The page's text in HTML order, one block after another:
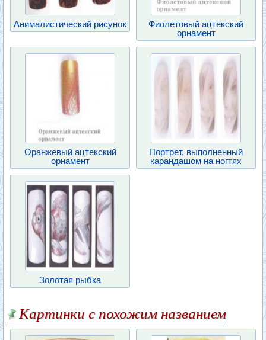
Анималистический рисунок
Фиолетовый ацтекский
орнамент
Оранжевый ацтекский
орнамент
Портрет, выполненный
карандашом на ногтях
Золотая рыбка
Картинки с похожим названием